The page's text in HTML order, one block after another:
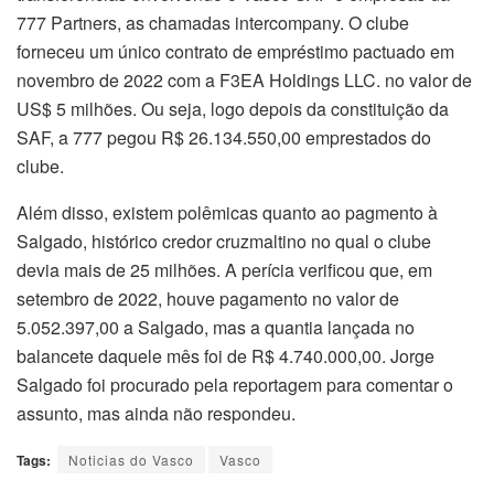
777 Partners, as chamadas intercompany. O clube
forneceu um único contrato de empréstimo pactuado em
novembro de 2022 com a F3EA Holdings LLC. no valor de
US$ 5 milhões. Ou seja, logo depois da constituição da
SAF, a 777 pegou R$ 26.134.550,00 emprestados do
clube.
Além disso, existem polêmicas quanto ao pagmento à
Salgado, histórico credor cruzmaltino no qual o clube
devia mais de 25 milhões. A perícia verificou que, em
setembro de 2022, houve pagamento no valor de
5.052.397,00 a Salgado, mas a quantia lançada no
balancete daquele mês foi de R$ 4.740.000,00. Jorge
Salgado foi procurado pela reportagem para comentar o
assunto, mas ainda não respondeu.
Tags: Noticias do Vasco Vasco